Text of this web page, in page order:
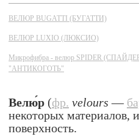
ВЕЛЮР BUGATTI (БУГАТТИ)
ВЕЛЮР LUXIO (ЛЮКСИО)
Микрофибра - велюр SPIDER
"АНТИКОГОТЬ"
Велю́р (фр. velours —
некоторых
поверхность.